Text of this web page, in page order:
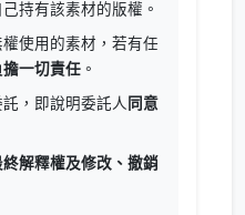
持有該素材的版權。
使用的素材，若有任
擔一切責任 。
，即說明委託人 同意
解釋權及修改、撤銷